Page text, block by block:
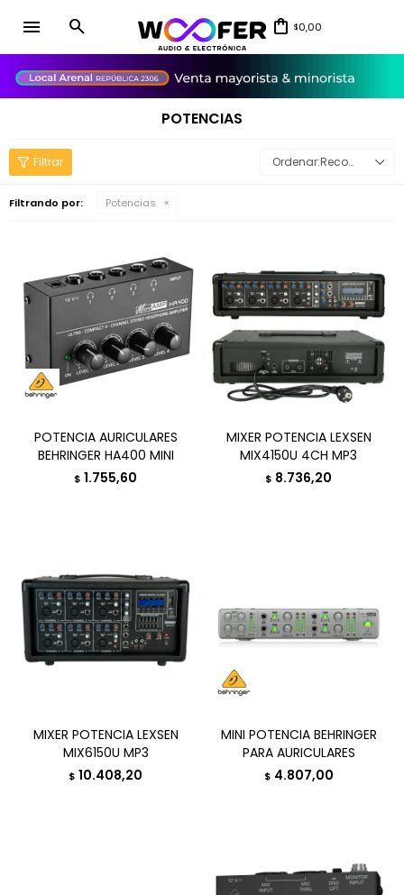
menu $0,00
POTENCIAS
Recomendados
Filtrando por: Potencias
POTENCIA AURICULARES
BEHRINGER HA400 MINI
$ 1.755,60
MIXER POTENCIA LEXSEN
MIX4150U 4CH MP3
$ 8.736,20
MIXER POTENCIA LEXSEN
MIX6150U MP3
$ 10.408,20
MINI POTENCIA BEHRINGER
PARA AURICULARES
$ 4.807,00
close